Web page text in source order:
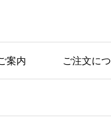
案内 ご注文に